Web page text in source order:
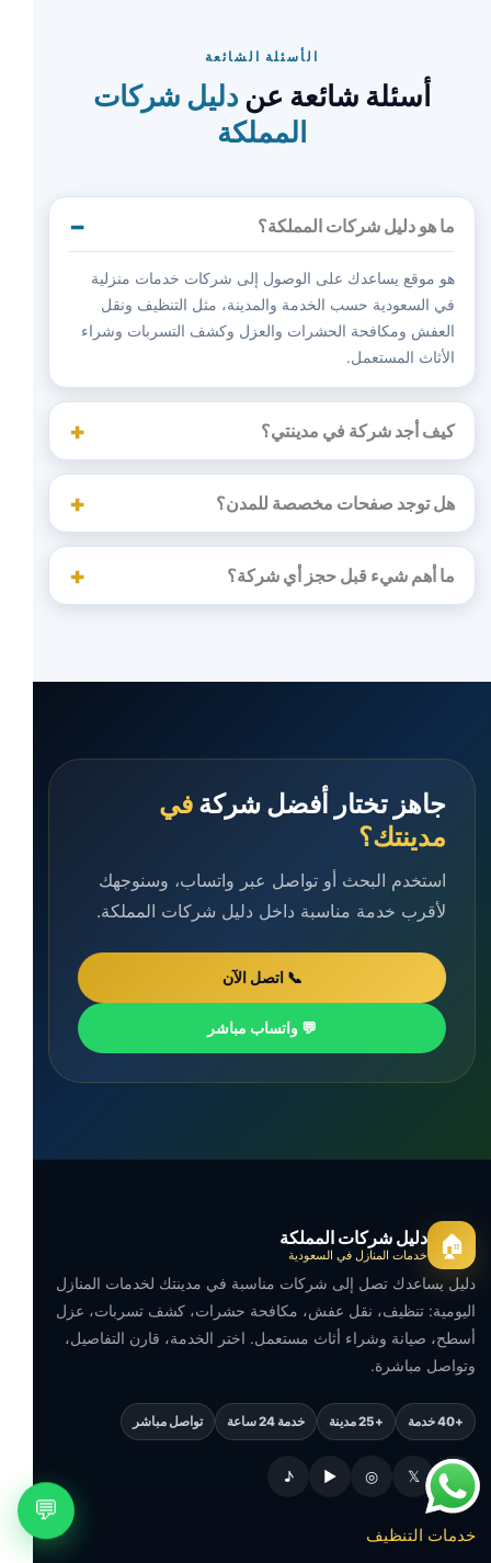
💬
الأسئلة الشائعة
أسئلة شائعة عن دليل شركات
المملكة
ما هو دليل شركات المملكة؟
هو موقع يساعدك على الوصول إلى شركات خدمات منزلية
في السعودية حسب الخدمة والمدينة، مثل التنظيف ونقل
العفش ومكافحة الحشرات والعزل وكشف التسربات وشراء
الأثاث المستعمل.
كيف أجد شركة في مدينتي؟
هل توجد صفحات مخصصة للمدن؟
ما أهم شيء قبل حجز أي شركة؟
جاهز تختار أفضل شركة في
مدينتك؟
استخدم البحث أو تواصل عبر واتساب، وسنوجهك
لأقرب خدمة مناسبة داخل دليل شركات المملكة.
📞 اتصل الآن
💬 واتساب مباشر
🏠 دليل شركات المملكة
خدمات المنازل في السعودية
دليل يساعدك تصل إلى شركات مناسبة في مدينتك لخدمات المنازل
اليومية: تنظيف، نقل عفش، مكافحة حشرات، كشف تسربات، عزل
أسطح، صيانة وشراء أثاث مستعمل. اختر الخدمة، قارن التفاصيل،
وتواصل مباشرة.
+40 خدمة +25 مدينة خدمة 24 ساعة تواصل مباشر
𝕏
◎
▶
♪
خدمات التنظيف